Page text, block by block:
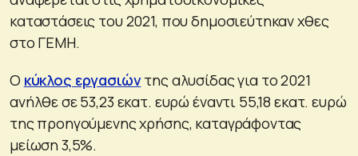
καταστάσεις του 2021, που δημοσιεύτηκαν χθες
στο ΓΕΜΗ.
Ο κύκλος εργασιώντης αλυσίδας για το 2021
ανήλθε σε 53,23 εκατ. ευρώ έναντι 55,18 εκατ. ευρώ
της προηγούμενης χρήσης, καταγράφοντας
μείωση 3,5%.